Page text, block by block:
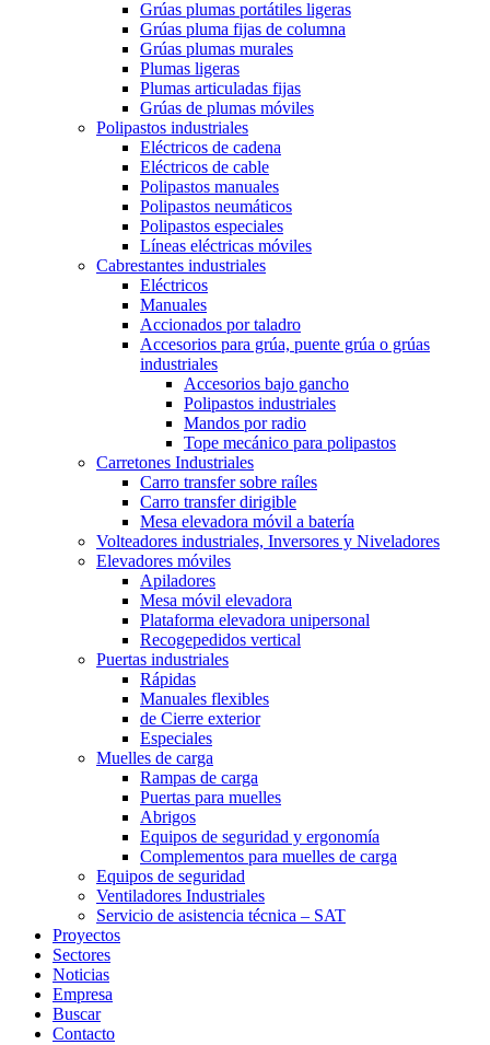
Grúas plumas portátiles ligeras
Grúas pluma fijas de columna
Grúas plumas murales
Plumas ligeras
Plumas articuladas fijas
Grúas de plumas móviles
Polipastos industriales
Eléctricos de cadena
Eléctricos de cable
Polipastos manuales
Polipastos neumáticos
Polipastos especiales
Líneas eléctricas móviles
Cabrestantes industriales
Eléctricos
Manuales
Accionados por taladro
Accesorios para grúa, puente grúa o grúas
industriales
Accesorios bajo gancho
Polipastos industriales
Mandos por radio
Tope mecánico para polipastos
Carretones Industriales
Carro transfer sobre raíles
Carro transfer dirigible
Mesa elevadora móvil a batería
Volteadores industriales, Inversores y Niveladores
Elevadores móviles
Apiladores
Mesa móvil elevadora
Plataforma elevadora unipersonal
Recogepedidos vertical
Puertas industriales
Rápidas
Manuales flexibles
de Cierre exterior
Especiales
Muelles de carga
Rampas de carga
Puertas para muelles
Abrigos
Equipos de seguridad y ergonomía
Complementos para muelles de carga
Equipos de seguridad
Ventiladores Industriales
Servicio de asistencia técnica – SAT
Proyectos
Sectores
Noticias
Empresa
Buscar
Contacto